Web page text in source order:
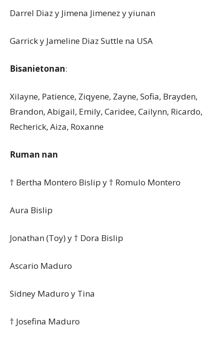
Darrel Diaz y Jimena Jimenez y yiunan
Garrick y Jameline Diaz Suttle na USA
Bisanietonan:
Xilayne, Patience, Ziqyene, Zayne, Sofia, Brayden,
Brandon, Abigail, Emily, Caridee, Cailynn, Ricardo,
Recherick, Aiza, Roxanne
Ruman nan
† Bertha Montero Bislip y † Romulo Montero
Aura Bislip
Jonathan (Toy) y † Dora Bislip
Ascario Maduro
Sidney Maduro y Tina
† Josefina Maduro